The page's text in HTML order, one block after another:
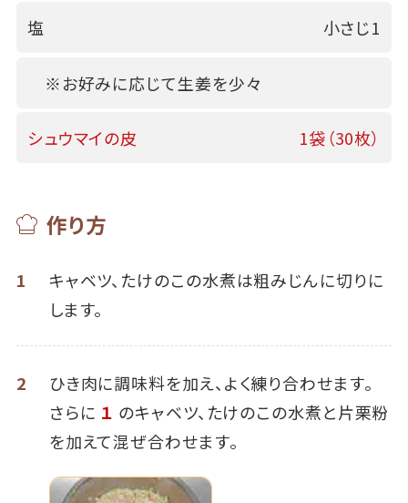
塩 小さじ1
※お好みに応じて生姜を少々
シュウマイの皮 1袋（30枚）
作り方
1
キャベツ、たけのこの水煮は粗みじんに切りに
します。
2
ひき肉に調味料を加え、よく練り合わせます。
さらに １ のキャベツ、たけのこの水煮と片栗粉
を加えて混ぜ合わせます。